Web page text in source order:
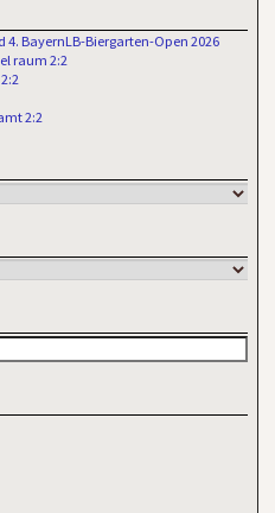
BayernLB-Biergarten-Open 2026
raum 2:2
2:2